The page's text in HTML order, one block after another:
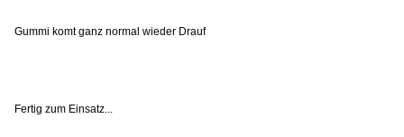
Gummi komt ganz normal wieder Drauf
Fertig zum Einsatz...